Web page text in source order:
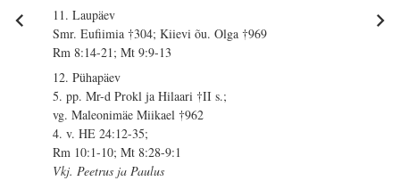
11. Laupäev
Smr. Eufiimia †304; Kiievi õu. Olga †969
Rm 8:14-21; Mt 9:9-13
12. Pühapäev
5. pp. Mr-d Prokl ja Hilaari †II s.;
vg. Maleonimäe Miikael †962
4. v. HE 24:12-35;
Rm 10:1-10; Mt 8:28-9:1
Vkj. Peetrus ja Paulus